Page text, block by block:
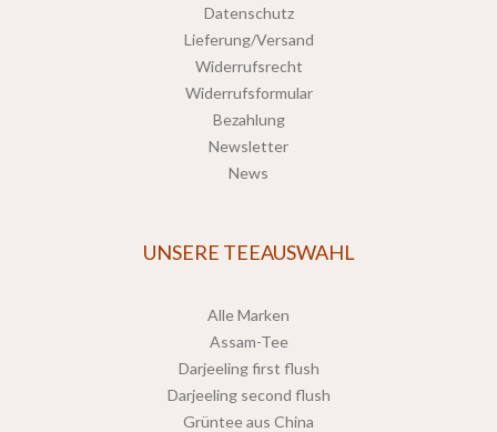
Datenschutz
Lieferung/Versand
Widerrufsrecht
Widerrufsformular
Bezahlung
Newsletter
News
UNSERE TEEAUSWAHL
Alle Marken
Assam-Tee
Darjeeling first flush
Darjeeling second flush
Grüntee aus China